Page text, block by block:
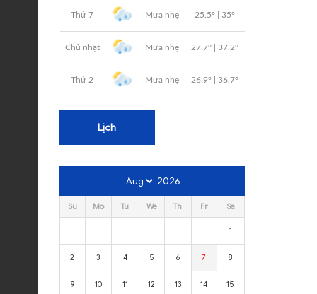
Lịch
2026
Su Mo Tu We Th Fr Sa
1
2 3 4 5 6 7 8
9 10 11 12 13 14 15